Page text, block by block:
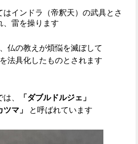
はインドラ（帝釈天）の武具とさ
、雷を操ります
仏の教えが煩悩を滅ぼして
法具化したものとされます
、
「ダブルドルジェ」
ツマ」 と呼ばれています